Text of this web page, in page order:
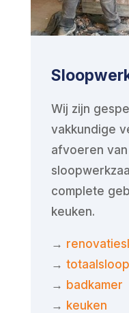
Wij zijn
vakkundige
afvoeren
complete
keuken.
→
→ totaalsloop
→ badkamer
→ keuken